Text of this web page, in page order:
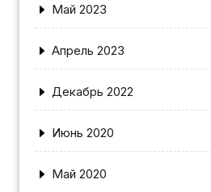
Май 2023
Апрель 2023
Декабрь 2022
Июнь 2020
Май 2020